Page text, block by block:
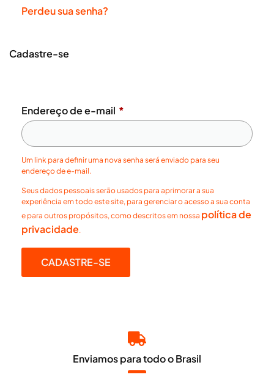
Perdeu sua senha?
Cadastre-se
Endereço de e-mail *
Um link para definir uma nova senha será enviado para seu
endereço de e-mail.
Seus dados pessoais serão usados para aprimorar a sua
experiência em todo este site, para gerenciar o acesso a sua conta
e para outros propósitos, como descritos em nossa política de
privacidade.
CADASTRE-SE
Enviamos para todo o Brasil